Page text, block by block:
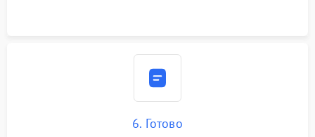
6. Готово